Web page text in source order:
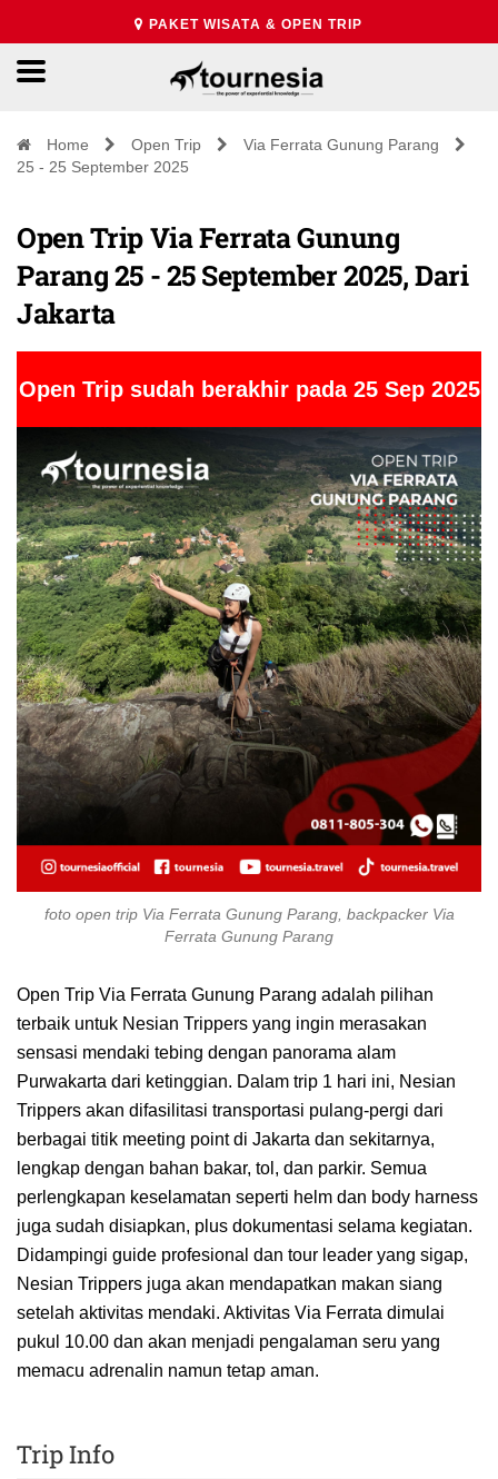
PAKET WISATA & OPEN TRIP
Home Open Trip
Via Ferrata Gunung Parang
25 - 25 September 2025
Open Trip Via Ferrata Gunung
Parang 25 - 25 September 2025, Dari
Jakarta
Open Trip sudah berakhir pada 25 Sep 2025
foto open trip Via Ferrata Gunung Parang, backpacker Via
Ferrata Gunung Parang
Open Trip Via Ferrata Gunung Parang adalah pilihan
terbaik untuk Nesian Trippers yang ingin merasakan
sensasi mendaki tebing dengan panorama alam
Purwakarta dari ketinggian. Dalam trip 1 hari ini, Nesian
Trippers akan difasilitasi transportasi pulang-pergi dari
berbagai titik meeting point di Jakarta dan sekitarnya,
lengkap dengan bahan bakar, tol, dan parkir. Semua
perlengkapan keselamatan seperti helm dan body harness
juga sudah disiapkan, plus dokumentasi selama kegiatan.
Didampingi guide profesional dan tour leader yang sigap,
Nesian Trippers juga akan mendapatkan makan siang
setelah aktivitas mendaki. Aktivitas Via Ferrata dimulai
pukul 10.00 dan akan menjadi pengalaman seru yang
memacu adrenalin namun tetap aman.
Trip Info